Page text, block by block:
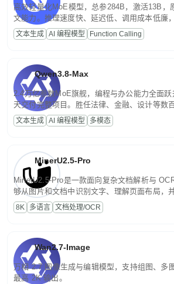
高效轻量化MoE模型，总参284B，激活13B，
文能力。推理速度快、延迟低、调用成本低廉
高并发、轻量化任务，适合日常对话、内容创
文案处理等普惠刚需场景。
文本生成 AI 编程模型 Function Calling
Qwen3.8-Max
2.4万亿参数MoE旗舰，编程与办公能力全面
天交付完整项目。胜任法律、金融、设计等数
话端到端交付生产级成果。原生视觉理解贯穿
程，支持超长文档与长视频的深度语义解析。
文本生成 AI 编程模型 多模态
MinerU2.5-Pro
MinerU2.5-Pro是一款面向复杂文档解析与
够从图片和文档中识别文字、理解页面布局，
为便于存储、检索和二次处理的结构化结果。
8K 多语言 文档处理/OCR
Wan2.7-Image
万相 2.7 图像生成与编辑模型，支持组图、多
最高 2K 输出。